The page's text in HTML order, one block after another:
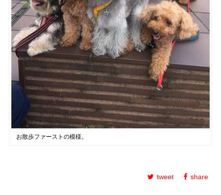
お散歩ファーストの模様。
tweet share